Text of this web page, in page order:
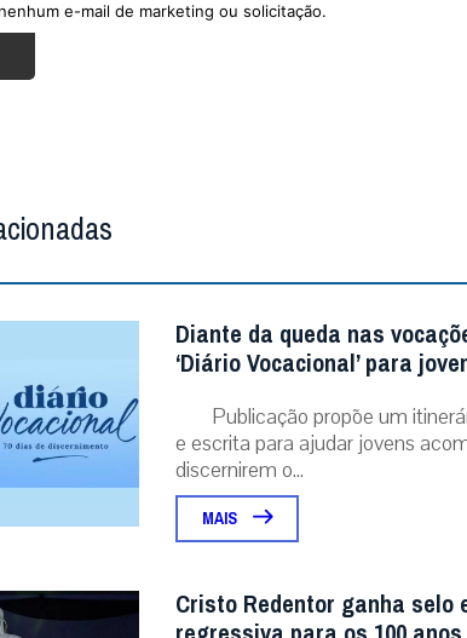
e-mail de marketing ou solicitação.
Diante da queda nas
‘Diário Vocacional’ para
Publicação propõe um
e escrita para ajudar jovens
discernirem o...
MAIS
Cristo Redentor ganha selo